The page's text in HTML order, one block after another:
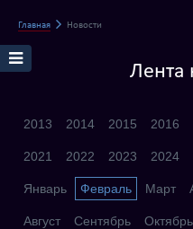
Главная Новости
Лента
2013 2014 2015 2016
2021 2022 2023 2024
Январь Февраль Март
Август Сентябрь Октябрь